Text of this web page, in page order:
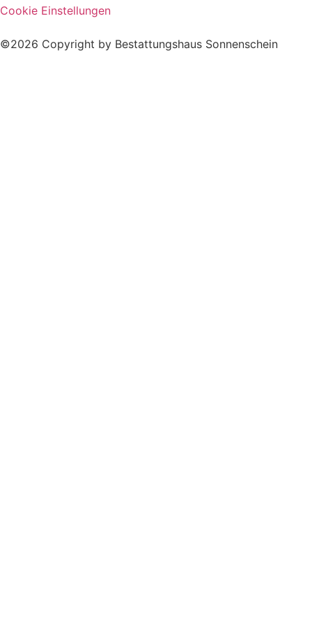
Cookie Einstellungen
©2026 Copyright by Bestattungshaus Sonnenschein